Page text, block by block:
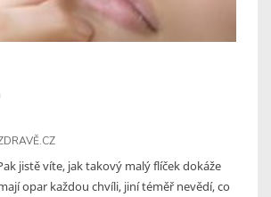
jistě víte, jak takový malý flíček dokáže
opar každou chvíli, jiní téměř nevědí, co